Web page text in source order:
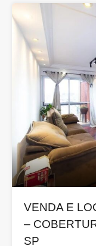
VENDA E
–
SP